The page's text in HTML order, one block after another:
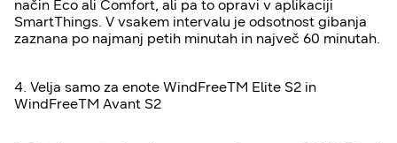
način Eco ali Comfort, ali pa to opravi v aplikaciji
SmartThings. V vsakem intervalu je odsotnost gibanja
zaznana po najmanj petih minutah in največ 60 minutah.
4. Velja samo za enote WindFreeTM Elite S2 in
WindFreeTM Avant S2